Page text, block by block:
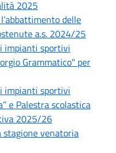
2025
delle
a.s. 2024/25
impianti sportivi
Grammatico" per
impianti sportivi
e Palestra scolastica
2025/26
stagione venatoria